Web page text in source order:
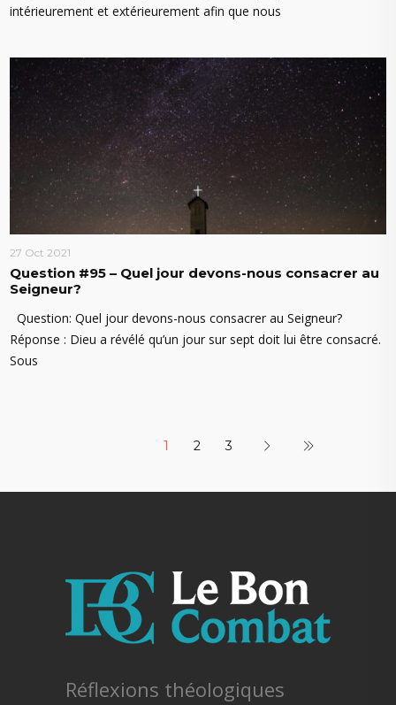
intérieurement et extérieurement afin que nous
27 Oct 2021
Question #95 – Quel jour devons-nous consacrer au
Seigneur?
Question: Quel jour devons-nous consacrer au Seigneur?
Réponse : Dieu a révélé qu’un jour sur sept doit lui être consacré.
Sous
1 2 3
Réflexions théologiques